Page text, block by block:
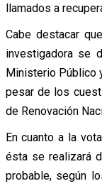
llamados a
Cabe destacar
investigadora se
Ministerio Público
pesar de los
de Renovación
En cuanto a la
ésta se realizará
probable, según